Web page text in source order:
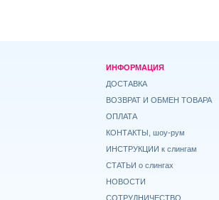
ИНФОРМАЦИЯ
ДОСТАВКА
ВОЗВРАТ И ОБМЕН ТОВАРА
ОПЛАТА
КОНТАКТЫ, шоу-рум
ИНСТРУКЦИИ к слингам
СТАТЬИ о слингах
НОВОСТИ
СОТРУДНИЧЕСТВО